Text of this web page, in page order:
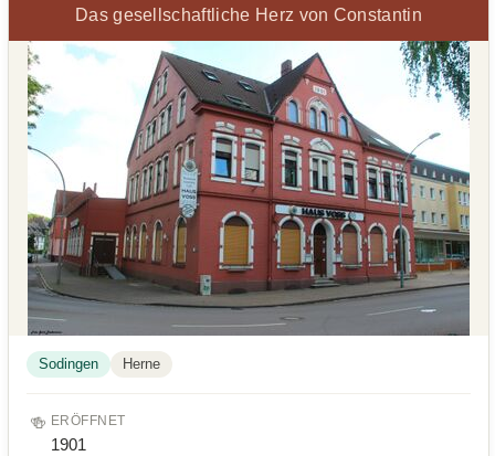
Das gesellschaftliche Herz von Constantin
Sodingen Herne
🍻 ERÖFFNET
1901